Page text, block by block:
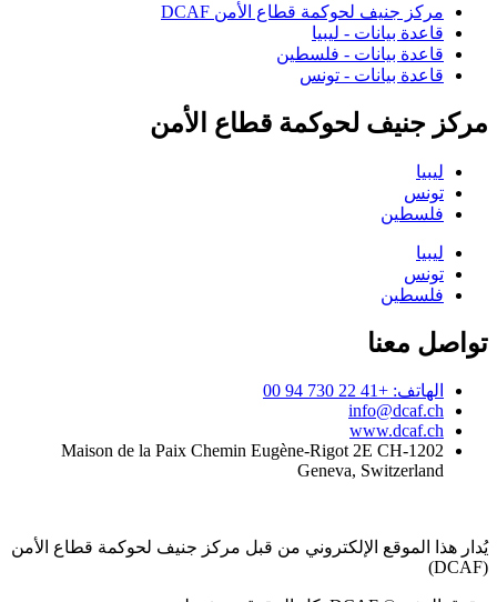
مركز جنيف لحوكمة قطاع الأمن DCAF
قاعدة بيانات - ليبيا
قاعدة بيانات - فلسطين
قاعدة بيانات - تونس
مركز جنيف لحوكمة قطاع الأمن
ليبيا
تونس
فلسطين
ليبيا
تونس
فلسطين
تواصل معنا
الهاتف: +41 22 730 94 00
info@dcaf.ch
www.dcaf.ch
Maison de la Paix Chemin Eugène-Rigot 2E CH-1202
Geneva, Switzerland
يُدار هذا الموقع الإلكتروني من قبل مركز جنيف لحوكمة قطاع الأمن
(DCAF)